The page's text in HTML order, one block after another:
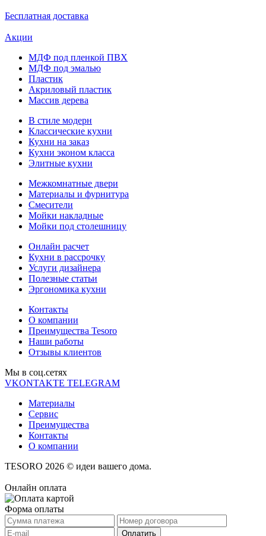
Бесплатная доставка
Акции
МДФ под пленкой ПВХ
МДФ под эмалью
Пластик
Акриловый пластик
Массив дерева
В стиле модерн
Классические кухни
Кухни на заказ
Кухни эконом класса
Элитные кухни
Межкомнатные двери
Материалы и фурнитура
Смесители
Мойки накладные
Мойки под столешницу
Онлайн расчет
Кухни в рассрочку
Услуги дизайнера
Полезные статьи
Эргономика кухни
Контакты
О компании
Преимущества Tesoro
Наши работы
Отзывы клиентов
Мы в соц.cетях
VKONTAKTE TELEGRAM
Материалы
Сервис
Преимущества
Контакты
О компании
TESORO 2026 © идеи вашего дома.
Онлайн оплата
Форма оплаты